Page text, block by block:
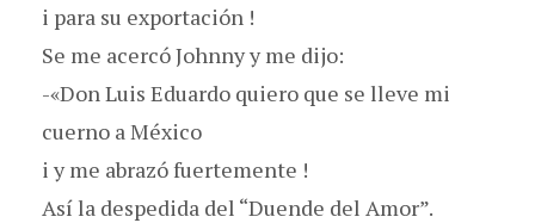
i para su exportación !
Se me acercó Johnny y me dijo:
-«Don Luis Eduardo quiero que se lleve mi
cuerno a México
i y me abrazó fuertemente !
Así la despedida del “Duende del Amor”.